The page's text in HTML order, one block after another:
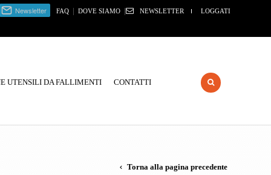
NEWSLETTER LOGGATI
FAQ | DOVE SIAMO |
UTENSILI DA FALLIMENTI CONTATTI
Torna alla pagina precedente